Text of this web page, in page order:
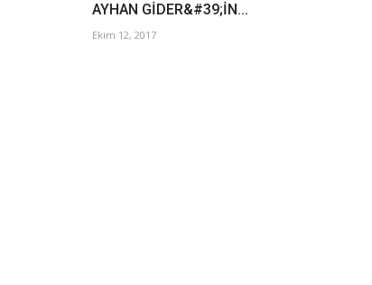
AYHAN GİDER&#39;İN...
Ekim 12, 2017